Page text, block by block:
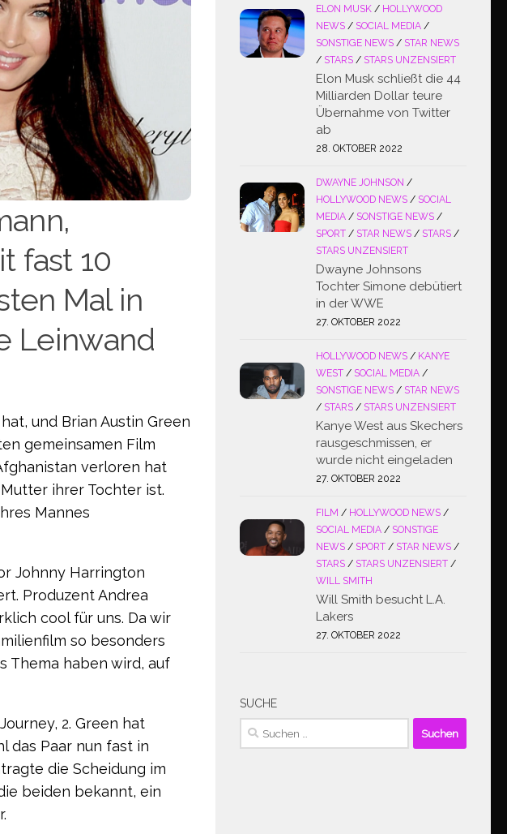
fast 10
Mal in
Leinwand
und Brian Austin Green
gemeinsamen Film
verloren hat
ihrer Tochter ist.
Mannes
Johnny Harrington
Produzent Andrea
cool für uns. Da wir
so besonders
Thema haben wird, auf
2. Green hat
das Paar nun fast in
die Scheidung im
beiden bekannt, ein
ELON MUSK / HOLLYWOOD
NEWS / SOCIAL MEDIA /
SONSTIGE NEWS / STAR NEWS
/ STARS / STARS UNZENSIERT
Elon Musk schließt die 44
Milliarden Dollar teure
Übernahme von Twitter
ab
28. OKTOBER 2022
DWAYNE JOHNSON /
HOLLYWOOD NEWS / SOCIAL
MEDIA / SONSTIGE NEWS /
SPORT / STAR NEWS / STARS /
STARS UNZENSIERT
Dwayne Johnsons
Tochter Simone debütiert
in der WWE
27. OKTOBER 2022
HOLLYWOOD NEWS / KANYE
WEST / SOCIAL MEDIA /
SONSTIGE NEWS / STAR NEWS
/ STARS / STARS UNZENSIERT
Kanye West aus Skechers
rausgeschmissen, er
wurde nicht eingeladen
27. OKTOBER 2022
FILM / HOLLYWOOD NEWS /
SOCIAL MEDIA / SONSTIGE
NEWS / SPORT / STAR NEWS /
STARS / STARS UNZENSIERT /
WILL SMITH
Will Smith besucht L.A.
Lakers
27. OKTOBER 2022
SUCHE
Suchen
nach: